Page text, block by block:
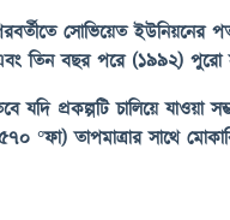
সোভিয়েত ইউনিয়নের
তিন বছর পরে (১৯৯২) পুরো
যদি প্রকল্পটি চালিয়ে
°ফা) তাপমাত্রার সাথে